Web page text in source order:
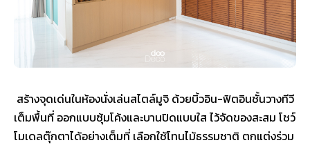
สร้างจุดเด่นในห้องนั่งเล่นสไตล์มูจิ ด้วยบิ้วอิน-ฟิตอินชั้นวางทีวี
เต็มพื้นที่ ออกแบบซุ้มโค้งและบานปิดแบบใส ไว้จัดของสะสม โชว์
โมเดลตุ๊กตาได้อย่างเต็มที่ เลือกใช้โทนไม้ธรรมชาติ ตกแต่งร่วม